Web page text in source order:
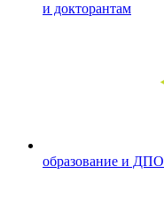
и докторантам
образование и ДПО